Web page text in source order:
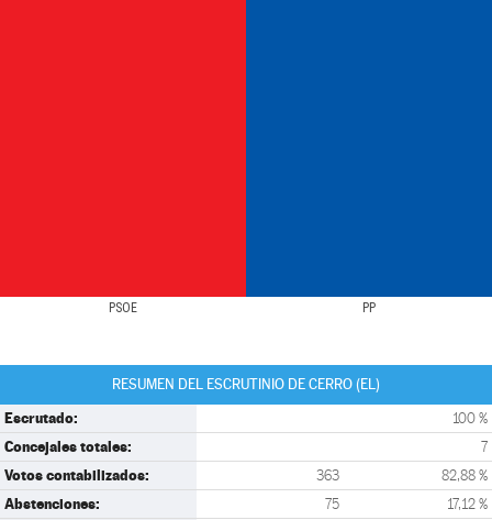
PSOE PP
RESUMEN DEL ESCRUTINIO DE CERRO (EL)
Escrutado: 100 %
Concejales totales: 7
Votos contabilizados: 363 82,88 %
Abstenciones: 75 17,12 %